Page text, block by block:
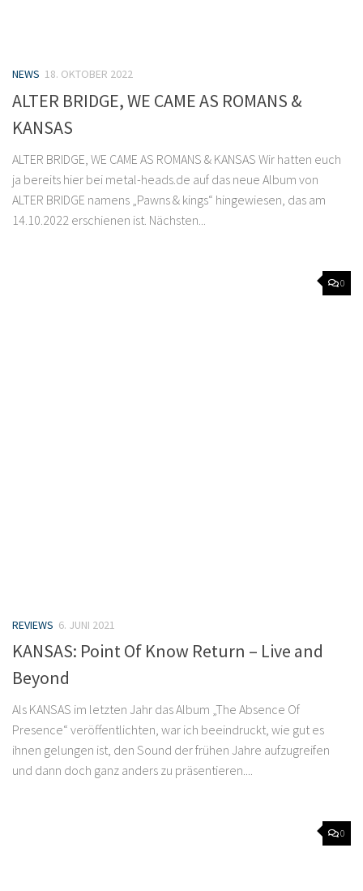
NEWS 18. OKTOBER 2022
ALTER BRIDGE, WE CAME AS ROMANS &
KANSAS
ALTER BRIDGE, WE CAME AS ROMANS & KANSAS Wir hatten euch
ja bereits hier bei metal-heads.de auf das neue Album von
ALTER BRIDGE namens „Pawns & kings“ hingewiesen, das am
14.10.2022 erschienen ist. Nächsten...
0
REVIEWS 6. JUNI 2021
KANSAS: Point Of Know Return – Live and
Beyond
Als KANSAS im letzten Jahr das Album „The Absence Of
Presence“ veröffentlichten, war ich beeindruckt, wie gut es
ihnen gelungen ist, den Sound der frühen Jahre aufzugreifen
und dann doch ganz anders zu präsentieren....
0